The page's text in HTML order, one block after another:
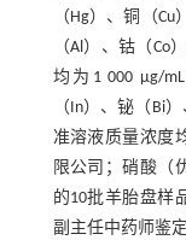
（Hg）、铜（
（Al）、钴（
均为1 000 μg/
（In）、铋（Bi
准溶液质量浓度
限公司；硝酸（
的10批羊胎盘样
副主任中药师鉴